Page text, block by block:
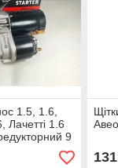
1.5, 1.6,
Лачетті 1.6
9
131